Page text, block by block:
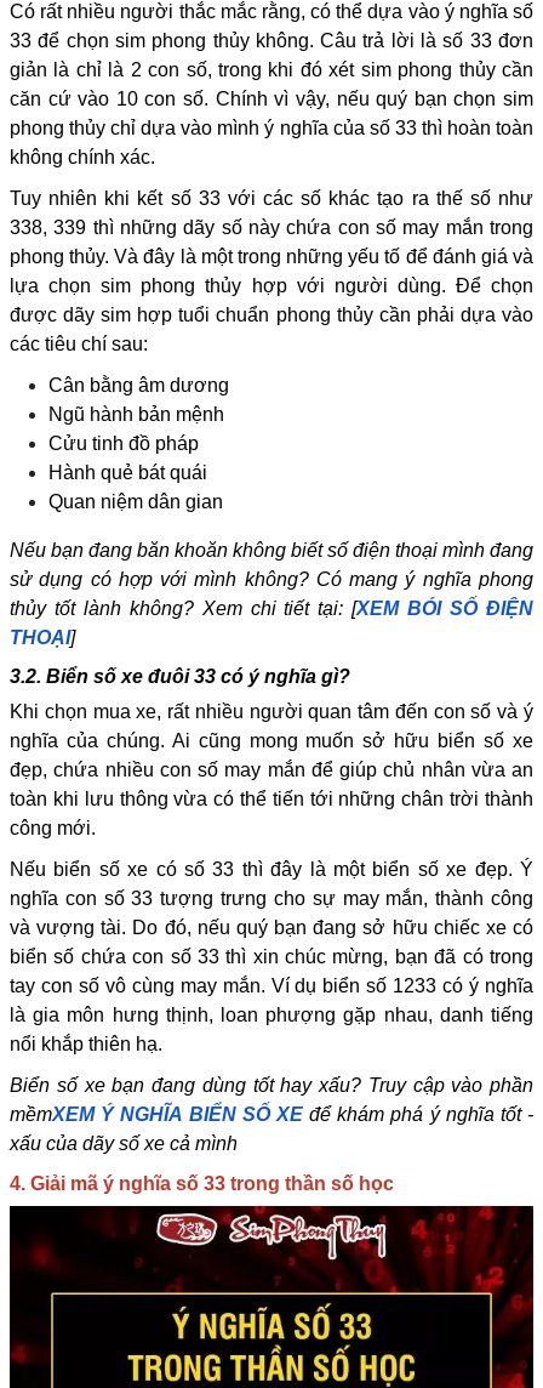
Có rất nhiều người thắc mắc rằng, có thể dựa vào ý nghĩa số
33 để chọn sim phong thủy không. Câu trả lời là số 33 đơn
giản là chỉ là 2 con số, trong khi đó xét sim phong thủy cần
căn cứ vào 10 con số. Chính vì vậy, nếu quý bạn chọn sim
phong thủy chỉ dựa vào mình ý nghĩa của số 33 thì hoàn toàn
không chính xác.
Tuy nhiên khi kết số 33 với các số khác tạo ra thế số như
338, 339 thì những dãy số này chứa con số may mắn trong
phong thủy. Và đây là một trong những yếu tố để đánh giá và
lựa chọn sim phong thủy hợp với người dùng. Để chọn
được dãy sim hợp tuổi chuẩn phong thủy cần phải dựa vào
các tiêu chí sau:
Cân bằng âm dương
Ngũ hành bản mệnh
Cửu tinh đồ pháp
Hành quẻ bát quái
Quan niệm dân gian
Nếu bạn đang băn khoăn không biết số điện thoại mình đang
sử dụng có hợp với mình không? Có mang ý nghĩa phong
thủy tốt lành không? Xem chi tiết tại: [XEM BÓI SỐ ĐIỆN
THOẠI]
3.2. Biển số xe đuôi 33 có ý nghĩa gì?
Khi chọn mua xe, rất nhiều người quan tâm đến con số và ý
nghĩa của chúng. Ai cũng mong muốn sở hữu biển số xe
đẹp, chứa nhiều con số may mắn để giúp chủ nhân vừa an
toàn khi lưu thông vừa có thể tiến tới những chân trời thành
công mới.
Nếu biển số xe có số 33 thì đây là một biển số xe đẹp. Ý
nghĩa con số 33 tượng trưng cho sự may mắn, thành công
và vượng tài. Do đó, nếu quý bạn đang sở hữu chiếc xe có
biển số chứa con số 33 thì xin chúc mừng, bạn đã có trong
tay con số vô cùng may mắn. Ví dụ biển số 1233 có ý nghĩa
là gia môn hưng thịnh, loan phượng gặp nhau, danh tiếng
nổi khắp thiên hạ.
Biển số xe bạn đang dùng tốt hay xấu? Truy cập vào phần
mềmXEM Ý NGHĨA BIỂN SỐ XEđể khám phá ý nghĩa tốt -
xấu của dãy số xe cả mình
4. Giải mã ý nghĩa số 33 trong thần số học